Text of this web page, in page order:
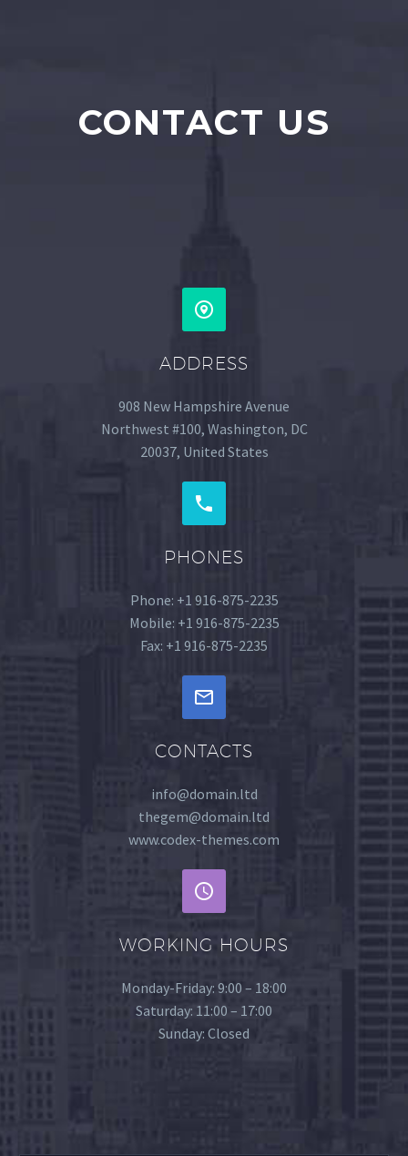
CONTACT US
ADDRESS
908 New Hampshire Avenue
Northwest #100, Washington, DC
20037, United States
PHONES
Phone: +1 916-875-2235
Mobile: +1 916-875-2235
Fax: +1 916-875-2235
CONTACTS
info@domain.ltd
thegem@domain.ltd
www.codex-themes.com
WORKING HOURS
Monday-Friday: 9:00 – 18:00
Saturday: 11:00 – 17:00
Sunday: Closed